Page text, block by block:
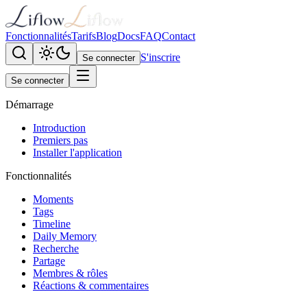
FonctionnalitésTarifsBlogDocsFAQContact
Se connecter S'inscrire
Se connecter
Démarrage
Introduction
Premiers pas
Installer l'application
Fonctionnalités
Moments
Tags
Timeline
Daily Memory
Recherche
Partage
Membres & rôles
Réactions & commentaires